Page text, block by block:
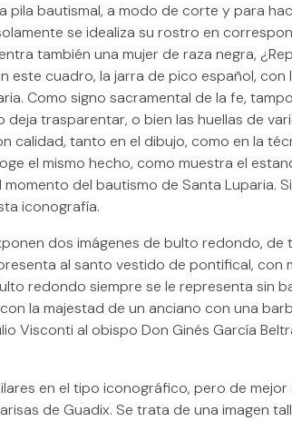
pila bautismal, a modo de corte y para
se idealiza su rostro en
también una mujer de raza negra,
este cuadro, la jarra de pico español,
Como signo sacramental de la fe,
deja trasparentar, o bien las huellas de
calidad, tanto en el dibujo, como en la
el mismo hecho, como muestra el
del bautismo de Santa Luparia.
iconografía.
dos imágenes de bulto redondo, de
al santo vestido de pontifical, con
redondo siempre se le representa sin
la majestad de un anciano con una
Visconti al obispo Don Ginés García
en el tipo iconográfico, pero de
de Guadix. Se trata de una imagen